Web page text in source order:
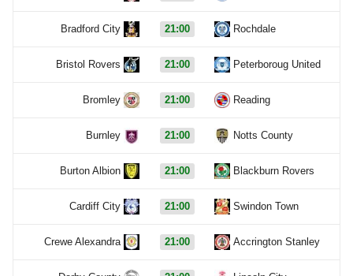
Bradford City 21:00 Rochdale
Bristol Rovers 21:00 Peterboroug United
Bromley 21:00 Reading
Burnley 21:00 Notts County
Burton Albion 21:00 Blackburn Rovers
Cardiff City 21:00 Swindon Town
Crewe Alexandra 21:00 Accrington Stanley